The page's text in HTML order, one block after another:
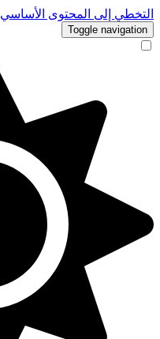
التخطي إلى المحتوى الأساسي
Toggle navigation